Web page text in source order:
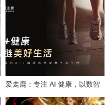
爱走鹿：专注 AI 健康，以数智
守护全民日常健康生活